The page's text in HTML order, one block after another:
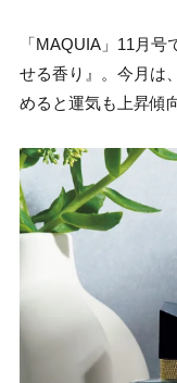
「MAQUIA」11月
せる香り』。今月は
めると運気も上昇傾